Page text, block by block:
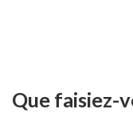
Que faisiez-